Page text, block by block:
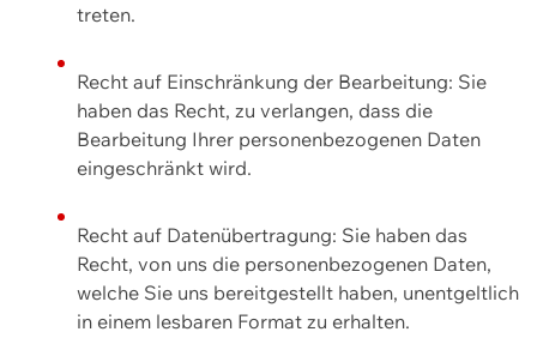
treten.
Recht auf Einschränkung der Bearbeitung: Sie
haben das Recht, zu verlangen, dass die
Bearbeitung Ihrer personenbezogenen Daten
eingeschränkt wird.
Recht auf Datenübertragung: Sie haben das
Recht, von uns die personenbezogenen Daten,
welche Sie uns bereitgestellt haben, unentgeltlich
in einem lesbaren Format zu erhalten.